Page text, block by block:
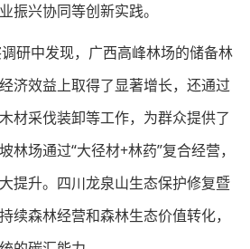
振兴协同等创新实践。
研中发现，广西高峰林场的储备林
济效益上取得了显著增长，还通过
材采伐装卸等工作，为群众提供了
林场通过“大径材+林药”复合经营，
提升。四川龙泉山生态保护修复暨
续森林经营和森林生态价值转化，